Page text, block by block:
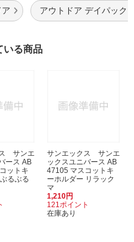
アウトドア デイパック
いる商品
サンエ
ース AB
ットキ
るぶる
サンエックス サンエ
ックスユニバース AB
47105 マスコットキ
ーホルダー リラック
マ
1,210円
121ポイント
在庫あり